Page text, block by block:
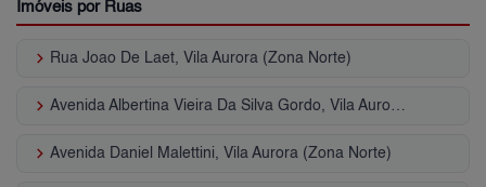
Imóveis por Ruas
keyboard_arrow_right Rua Joao De Laet, Vila Aurora (Zona Norte)
keyboard_arrow_right
keyboard_arrow_right Avenida Daniel Malettini, Vila Aurora (Zona Norte)